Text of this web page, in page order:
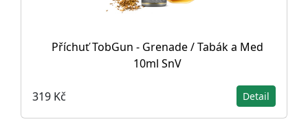
Příchuť TobGun - Grenade / Tabák a Med
10ml SnV
319 Kč Detail